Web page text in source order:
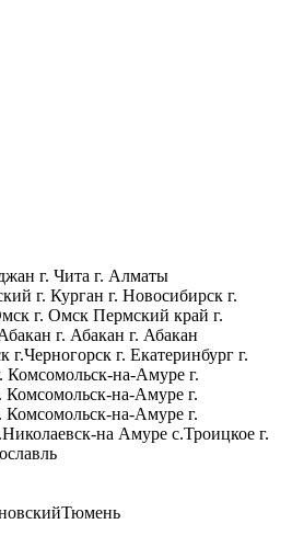
г. Чита г. Алматы
г. Курган г. Новосибирск г.
г. Омск Пермский край г.
г. Абакан г. Абакан
г.Черногорск г. Екатеринбург г.
Комсомольск-на-Амуре г.
Комсомольск-на-Амуре г.
Комсомольск-на-Амуре г.
на Амуре с.Троицкое г.
Тюмень